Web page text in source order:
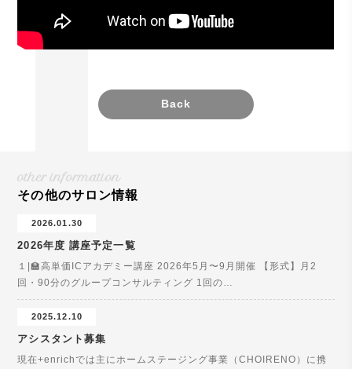
Back
other information
その他のサロン情報
2026.01.30
2026年度 講座予定一覧
１|🏫高単価ICアカデミー講座 2026年5月〜9月開催 【形式】月2
回・90分のグループコンサルティング 1回の…
2025.12.10
アシスタント募集
現在+enrichでは主にホームステージング事業（CHOIRENO）に携